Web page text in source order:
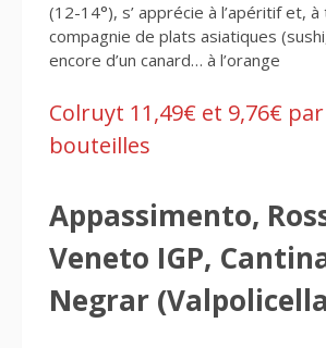
(12-14°), s’ apprécie à l’apéritif et, à
compagnie de plats asiatiques
encore d’un canard… à l’orange
Colruyt 11,49€ et 9,76€
bouteilles
Appassimento,
Veneto IGP,
Negrar